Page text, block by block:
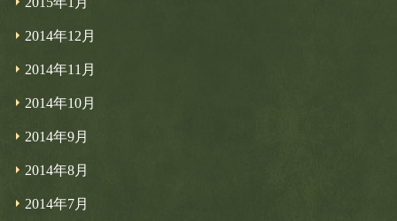
2014年12月
2014年11月
2014年10月
2014年9月
2014年8月
2014年7月